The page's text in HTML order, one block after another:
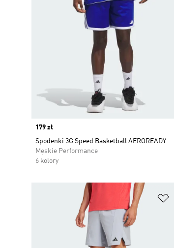
Price
179 zł
Spodenki 3G Speed Basketball AEROREADY
Męskie Performance
6 kolory